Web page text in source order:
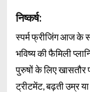
निष्कर्ष:
स्पर्म फ्रीजिंग आज के
भविष्य की फैमिली
पुरुषों के लिए खासतौर
ट्रीटमेंट, बढ़ती उम्र